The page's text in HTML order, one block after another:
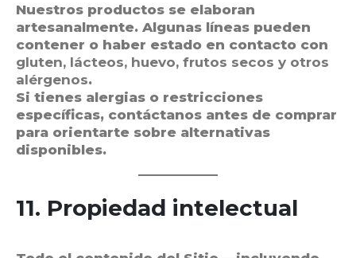
Nuestros productos se elaboran
artesanalmente. Algunas líneas pueden
contener o haber estado en contacto con
gluten, lácteos, huevo, frutos secos y otros
alérgenos.
Si tienes alergias o restricciones
específicas, contáctanos antes de comprar
para orientarte sobre alternativas
disponibles.
11. Propiedad intelectual